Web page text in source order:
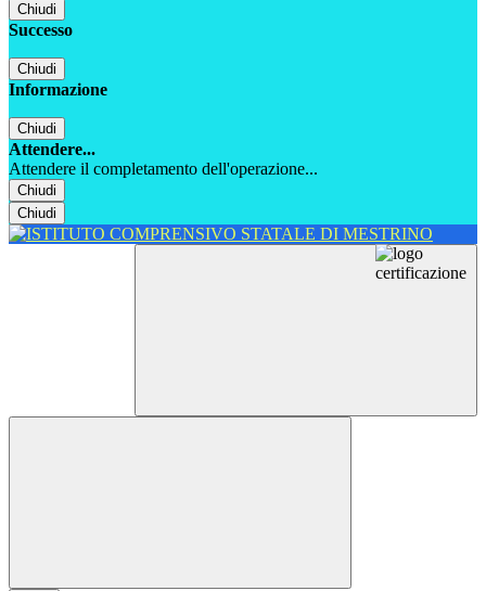
Chiudi
Successo
Chiudi
Informazione
Chiudi
Attendere...
Attendere il completamento dell'operazione...
Chiudi
Chiudi